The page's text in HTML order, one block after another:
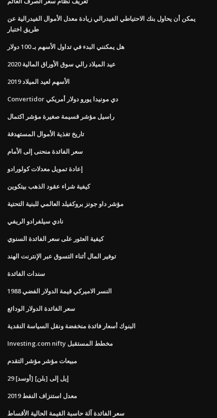
يمكن أن يحاول بنك الاحتياطي الفيدرالي زيادة معدل الأموال الفيدرالية عن
طريق اختبار
هل يمكنني البدء في تداول الأسهم بـ 100 دولار
عيد الميلاد رالي سوق الأوراق المالية 2020
الأسهم لعيد الميلاد 2019
Convertidor دي مونيدا يورو دولار أمريكي
راسيل مؤشر قسيمة صغيرة مؤشر اكتمال
تاريخ تغذية الأموال المستهدفة
سعر الفائدة منحنى إلى الأمام
إعادة تمويل معدلات كولورادو
كيفية شراء عقود الذهب بيتكوين
مؤشر داو جونز بروكفيلد العالمي للبنية التحتية
نادي سيلفرادو الريفي
كيفية العثور على سعر الفائدة السنوي
توفير المال أثناء التسوق عبر الإنترنت الهند
سندات الفائدة
النسر الاميركي قيمة الدولار الفضي 1988
سعر الفائدة الدولار الودائع
البنوك أسعار فائدة منخفضة ونقل السياسة النقدية
Investing.com nifty مخطط المستقبل
مبيعات مؤشر مؤشر التقدم
29 [أوسد] إيل إلى [بلن]
معدل استنزاف النفط 2019
سعر الفائدة آلة حاسبة القيمة الحالية الأقساط